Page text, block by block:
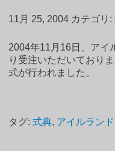
11月 25, 2004 カテゴリ:
2004年11月16日、アイ
り受注いただいており
式が行われました。
タグ:式典, アイルランド